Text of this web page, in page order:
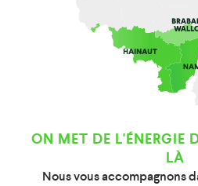
ON MET DE L'ÉNERGIE
LÀ
Nous vous accompagnons